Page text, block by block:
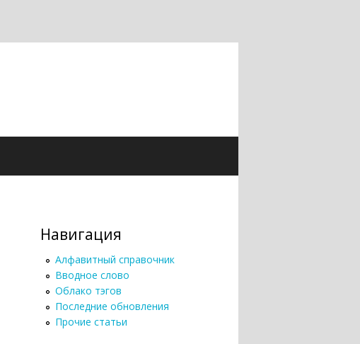
Навигация
Алфавитный справочник
Вводное слово
Облако тэгов
Последние обновления
Прочие статьи